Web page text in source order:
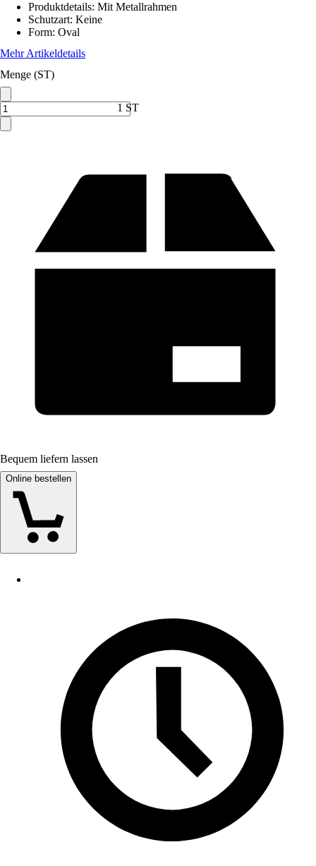
Produktdetails: Mit Metallrahmen
Schutzart: Keine
Form: Oval
Mehr Artikeldetails
Menge (ST)
1 ST
Bequem liefern lassen
Online bestellen